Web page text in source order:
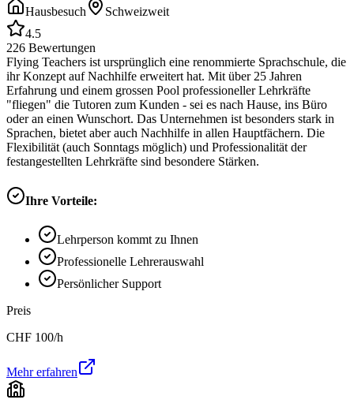
Hausbesuch
Schweizweit
4.5
226 Bewertungen
Flying Teachers ist ursprünglich eine renommierte Sprachschule, die
ihr Konzept auf Nachhilfe erweitert hat. Mit über 25 Jahren
Erfahrung und einem grossen Pool professioneller Lehrkräfte
"fliegen" die Tutoren zum Kunden - sei es nach Hause, ins Büro
oder an einen Wunschort. Das Unternehmen ist besonders stark in
Sprachen, bietet aber auch Nachhilfe in allen Hauptfächern. Die
Flexibilität (auch Sonntags möglich) und Professionalität der
festangestellten Lehrkräfte sind besondere Stärken.
Ihre Vorteile:
Lehrperson kommt zu Ihnen
Professionelle Lehrerauswahl
Persönlicher Support
Preis
CHF 100/h
Mehr erfahren